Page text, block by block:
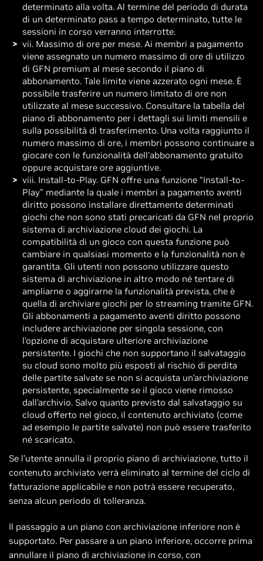
determinato alla volta. Al termine del periodo di durata
di un determinato pass a tempo determinato, tutte le
sessioni in corso verranno interrotte.
vii. Massimo di ore per mese. Ai membri a pagamento
viene assegnato un numero massimo di ore di utilizzo
di GFN premium al mese secondo il piano di
abbonamento. Tale limite viene azzerato ogni mese. È
possibile trasferire un numero limitato di ore non
utilizzate al mese successivo. Consultare la tabella del
piano di abbonamento per i dettagli sui limiti mensili e
sulla possibilità di trasferimento. Una volta raggiunto il
numero massimo di ore, i membri possono continuare a
giocare con le funzionalità dell'abbonamento gratuito
oppure acquistare ore aggiuntive.
viii. Install-to-Play. GFN offre una funzione “Install-to-
Play” mediante la quale i membri a pagamento aventi
diritto possono installare direttamente determinati
giochi che non sono stati precaricati da GFN nel proprio
sistema di archiviazione cloud dei giochi. La
compatibilità di un gioco con questa funzione può
cambiare in qualsiasi momento e la funzionalità non è
garantita. Gli utenti non possono utilizzare questo
sistema di archiviazione in altro modo né tentare di
ampliarne o aggirarne la funzionalità prevista, che è
quella di archiviare giochi per lo streaming tramite GFN.
Gli abbonamenti a pagamento aventi diritto possono
includere archiviazione per singola sessione, con
l’opzione di acquistare ulteriore archiviazione
persistente. I giochi che non supportano il salvataggio
su cloud sono molto più esposti al rischio di perdita
delle partite salvate se non si acquista un’archiviazione
persistente, specialmente se il gioco viene rimosso
dall’archivio. Salvo quanto previsto dal salvataggio su
cloud offerto nel gioco, il contenuto archiviato (come
ad esempio le partite salvate) non può essere trasferito
né scaricato.
Se l’utente annulla il proprio piano di archiviazione, tutto il
contenuto archiviato verrà eliminato al termine del ciclo di
fatturazione applicabile e non potrà essere recuperato,
senza alcun periodo di tolleranza.
Il passaggio a un piano con archiviazione inferiore non è
supportato. Per passare a un piano inferiore, occorre prima
annullare il piano di archiviazione in corso, con